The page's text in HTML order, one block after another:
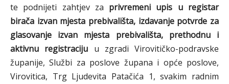
te podnijeti zahtjev za privremeni upis u registar
birača izvan mjesta prebivališta, izdavanje potvrde za
glasovanje izvan mjesta prebivališta, prethodnu i
aktivnu registraciju u zgradi Virovitičko-podravske
županije, Službi za poslove župana i opće poslove,
Virovitica, Trg Ljudevita Patačića 1, svakim radnim